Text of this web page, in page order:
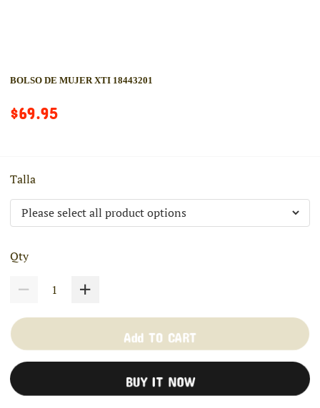
BOLSO DE MUJER XTI 18443201
$69.95
Talla
Qty
Add TO CART
BUY IT NOW